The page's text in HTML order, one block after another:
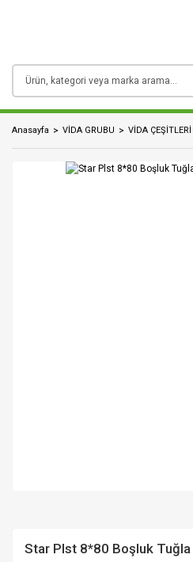
Anasayfa VİDA GRUBU VİDA ÇEŞİTLERİ
Star Plst 8*80 Boşluk Tuğla